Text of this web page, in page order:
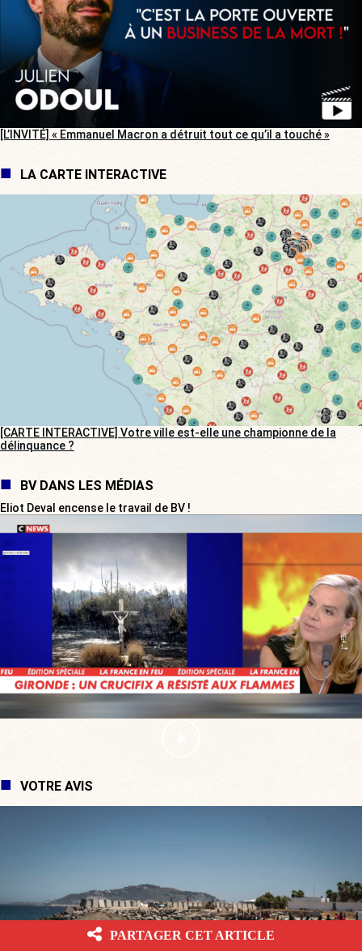
[L’INVITÉ] « Emmanuel Macron a détruit tout ce qu’il a touché »
LA CARTE INTERACTIVE
[CARTE INTERACTIVE] Votre ville est-elle une championne de la
délinquance ?
BV DANS LES MÉDIAS
Eliot Deval encense le travail de BV !
VOTRE AVIS
PARTAGER CET ARTICLE